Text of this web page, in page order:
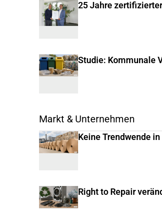
25 Jahre
Studie: Kommunale
Markt & Unternehmen
Keine Trendwende
Right to Repair